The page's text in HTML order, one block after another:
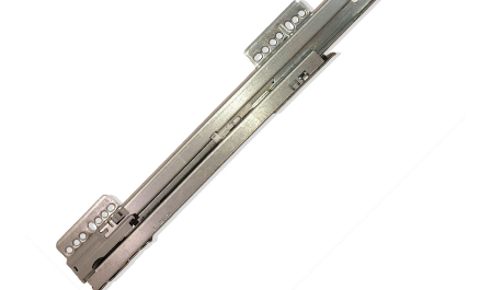
Vertrag widerrufen
Warenkorb